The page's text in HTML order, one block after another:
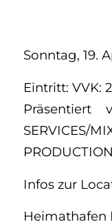
Sonntag, 19.
Eintritt: VVK:
Präsentiert
Infos zur
Heimathafen